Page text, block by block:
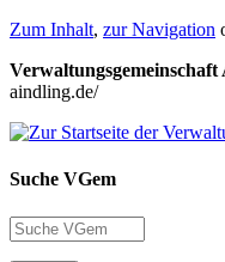
Zum Inhalt, zur Navigation
aindling.de/
Suche VGem